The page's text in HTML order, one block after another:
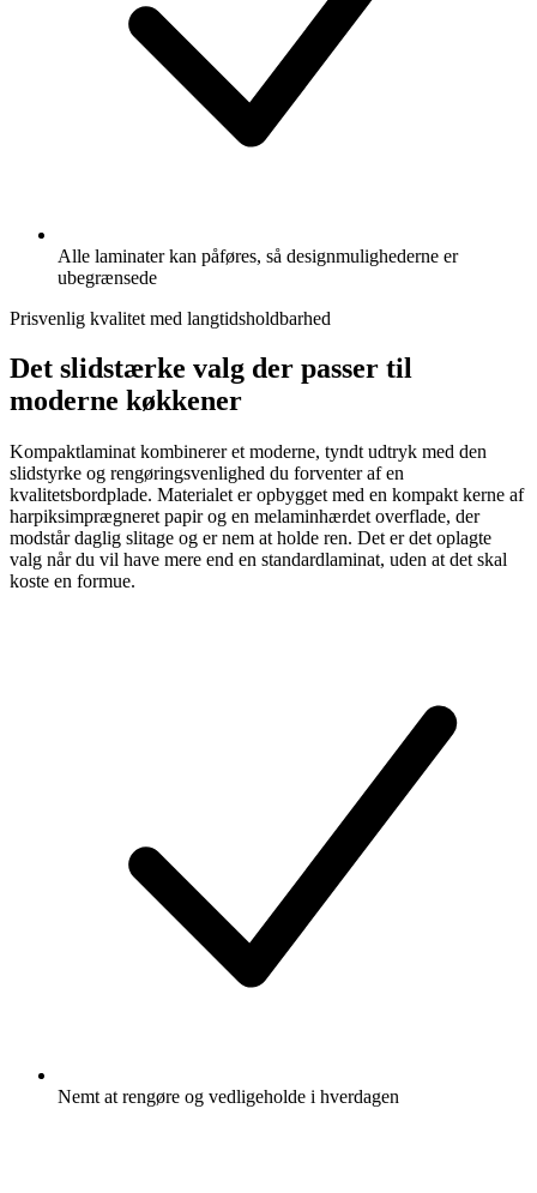
Alle laminater kan påføres, så designmulighederne er
ubegrænsede
Prisvenlig kvalitet med langtidsholdbarhed
Det slidstærke valg der passer til
moderne køkkener
Kompaktlaminat kombinerer et moderne, tyndt udtryk med den
slidstyrke og rengøringsvenlighed du forventer af en
kvalitetsbordplade. Materialet er opbygget med en kompakt kerne af
harpiksimprægneret papir og en melaminhærdet overflade, der
modstår daglig slitage og er nem at holde ren. Det er det oplagte
valg når du vil have mere end en standardlaminat, uden at det skal
koste en formue.
Nemt at rengøre og vedligeholde i hverdagen